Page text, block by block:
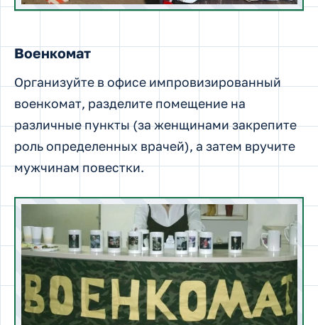
Военкомат
Организуйте в офисе импровизированный
военкомат, разделите помещение на
различные пункты (за женщинами закрепите
роль определенных врачей), а затем вручите
мужчинам повестки.